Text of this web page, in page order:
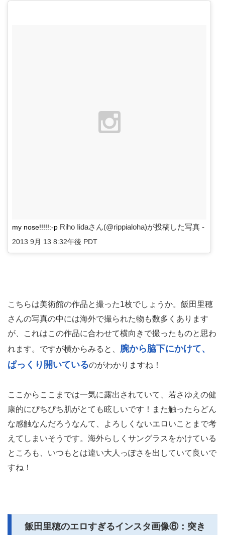
my nose!!!!!:-p Riho Iidaさん(@rippialoha)が投稿した写真 -
2013 9月 13 8:32午後 PDT
こちらは美術館の作品と撮った1枚でしょうか。飯田里穂
さんの写真の中には海外で撮られた物も数多くあります
が、これはこの作品に合わせて横向きで撮ったものと思わ
れます。ですが横からみると、 腕から脇下にかけて、
ぱっくり開いているのがわかりますね！
ここからここまでは一気に露出されていて、若さゆえの健
康的にぴちぴち肌がとても眩しいです！また触ったらどん
な感触なんだろうなんて、よろしくないエロいことまで考
えてしまいそうです。海外らしくサングラスをかけている
ところも、いつもとは違い大人っぽさを出していて良いで
すね！
飯田里穂のエロすぎるインスタ画像⑥：突き